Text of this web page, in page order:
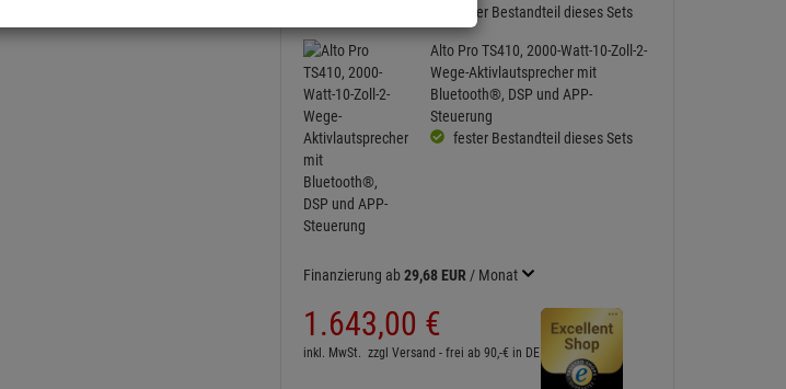
fester Bestandteil dieses Sets
Alto Pro TS410, 2000-Watt-10-Zoll-2-
Wege-Aktivlautsprecher mit
Bluetooth®, DSP und APP-
Steuerung
fester Bestandteil dieses Sets
Finanzierung ab29,68 EUR / Monat
1.643,00 €
inkl. MwSt. zzgl Versand - frei ab 90,-€ in DE